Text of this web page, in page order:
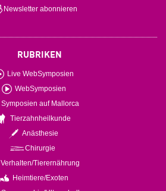
Newsletter abonnieren
RUBRIKEN
Live WebSymposien
WebSymposien
Symposien auf Mallorca
Tierzahnheilkunde
Anästhesie
Chirurgie
Verhalten/Tierernährung
Heimtiere/Exoten